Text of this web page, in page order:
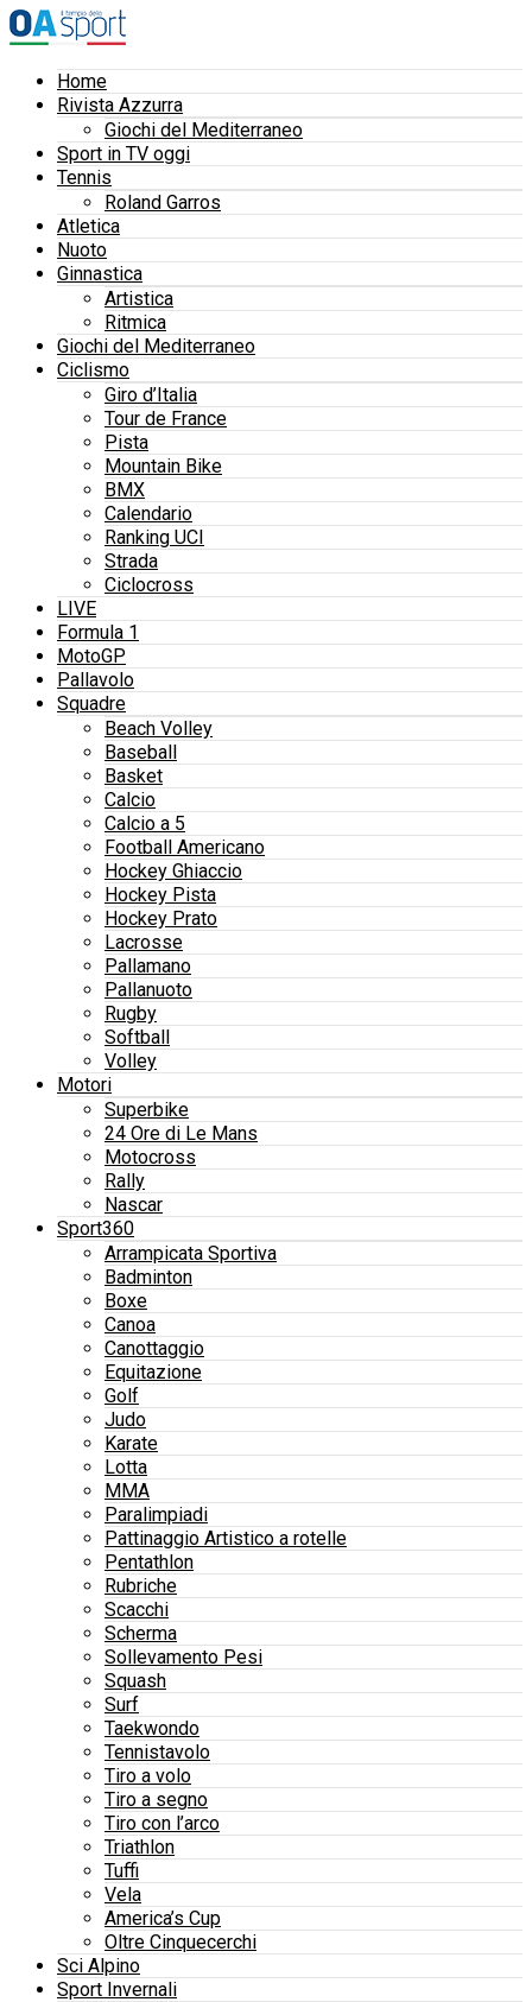
Home
Rivista Azzurra
Giochi del Mediterraneo
Sport in TV oggi
Tennis
Roland Garros
Atletica
Nuoto
Ginnastica
Artistica
Ritmica
Giochi del Mediterraneo
Ciclismo
Giro d’Italia
Tour de France
Pista
Mountain Bike
BMX
Calendario
Ranking UCI
Strada
Ciclocross
LIVE
Formula 1
MotoGP
Pallavolo
Squadre
Beach Volley
Baseball
Basket
Calcio
Calcio a 5
Football Americano
Hockey Ghiaccio
Hockey Pista
Hockey Prato
Lacrosse
Pallamano
Pallanuoto
Rugby
Softball
Volley
Motori
Superbike
24 Ore di Le Mans
Motocross
Rally
Nascar
Sport360
Arrampicata Sportiva
Badminton
Boxe
Canoa
Canottaggio
Equitazione
Golf
Judo
Karate
Lotta
MMA
Paralimpiadi
Pattinaggio Artistico a rotelle
Pentathlon
Rubriche
Scacchi
Scherma
Sollevamento Pesi
Squash
Surf
Taekwondo
Tennistavolo
Tiro a volo
Tiro a segno
Tiro con l’arco
Triathlon
Tuffi
Vela
America’s Cup
Oltre Cinquecerchi
Sci Alpino
Sport Invernali